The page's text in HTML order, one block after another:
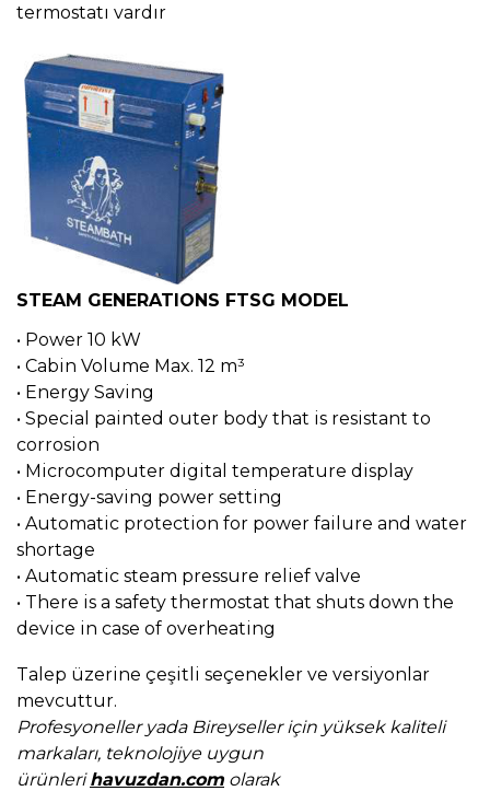
termostatı vardır
STEAM GENERATIONS FTSG MODEL
• Power 10 kW
• Cabin Volume Max. 12 m³
• Energy Saving
• Special painted outer body that is resistant to
corrosion
• Microcomputer digital temperature display
• Energy-saving power setting
• Automatic protection for power failure and water
shortage
• Automatic steam pressure relief valve
• There is a safety thermostat that shuts down the
device in case of overheating
Talep üzerine çeşitli seçenekler ve versiyonlar
mevcuttur.
Profesyoneller yada Bireyseller için yüksek kaliteli
markaları, teknolojiye uygun
ürünlerihavuzdan.com olarak